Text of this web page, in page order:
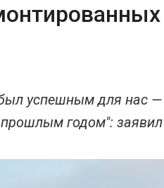
успешным для нас
годом":